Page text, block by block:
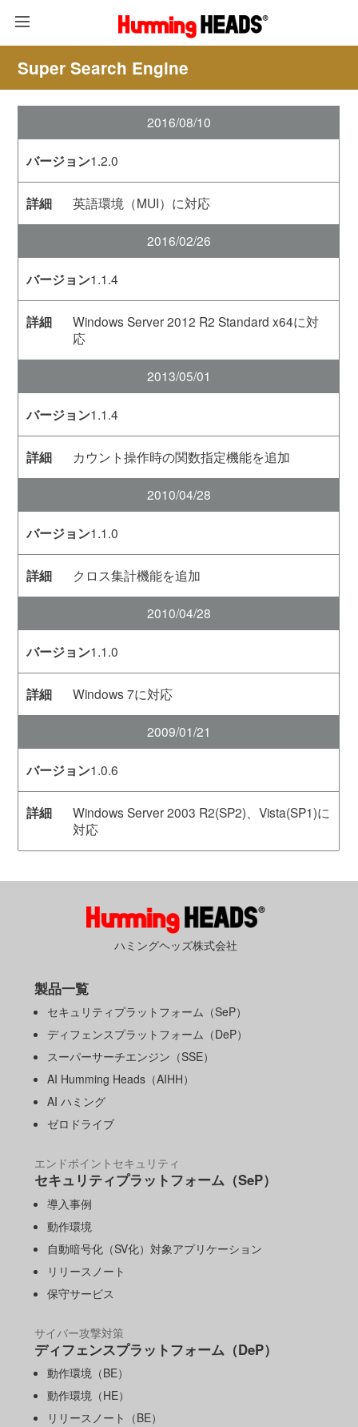
Super Search Engine
2016/08/10
1.2.0
英語環境（MUI）に対応
2016/02/26
1.1.4
Windows Server 2012 R2 Standard x64に対
応
2013/05/01
1.1.4
カウント操作時の関数指定機能を追加
2010/04/28
1.1.0
クロス集計機能を追加
2010/04/28
1.1.0
Windows 7に対応
2009/01/21
1.0.6
Windows Server 2003 R2(SP2)、Vista(SP1)に
対応
ハミングヘッズ株式会社
製品一覧
セキュリティプラットフォーム（SeP）
ディフェンスプラットフォーム（DeP）
スーパーサーチエンジン（SSE）
AI Humming Heads（AIHH）
AI ハミング
ゼロドライブ
エンドポイントセキュリティ
セキュリティプラットフォーム（SeP）
導入事例
動作環境
自動暗号化（SV化）対象アプリケーション
リリースノート
保守サービス
サイバー攻撃対策
ディフェンスプラットフォーム（DeP）
動作環境（BE）
動作環境（HE）
リリースノート（BE）